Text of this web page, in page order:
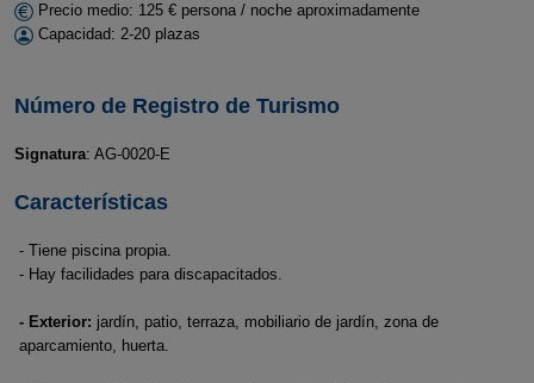
Precio medio: 125 € persona / noche aproximadamente
Capacidad: 2-20 plazas
Número de Registro de Turismo
Signatura: AG-0020-E
Características
- Tiene piscina propia.
- Hay facilidades para discapacitados.
- Exterior: jardín, patio, terraza, mobiliario de jardín, zona de
aparcamiento, huerta.